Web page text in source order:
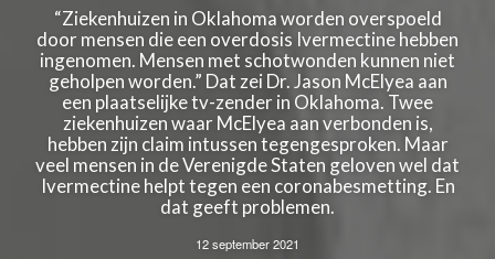
“Ziekenhuizen in Oklahoma worden overspoeld
door mensen die een overdosis Ivermectine hebben
ingenomen. Mensen met schotwonden kunnen niet
geholpen worden.” Dat zei Dr. Jason McElyea aan
een plaatselijke tv-zender in Oklahoma. Twee
ziekenhuizen waar McElyea aan verbonden is,
hebben zijn claim intussen tegengesproken. Maar
veel mensen in de Verenigde Staten geloven wel dat
Ivermectine helpt tegen een coronabesmetting. En
dat geeft problemen.
12 september 2021